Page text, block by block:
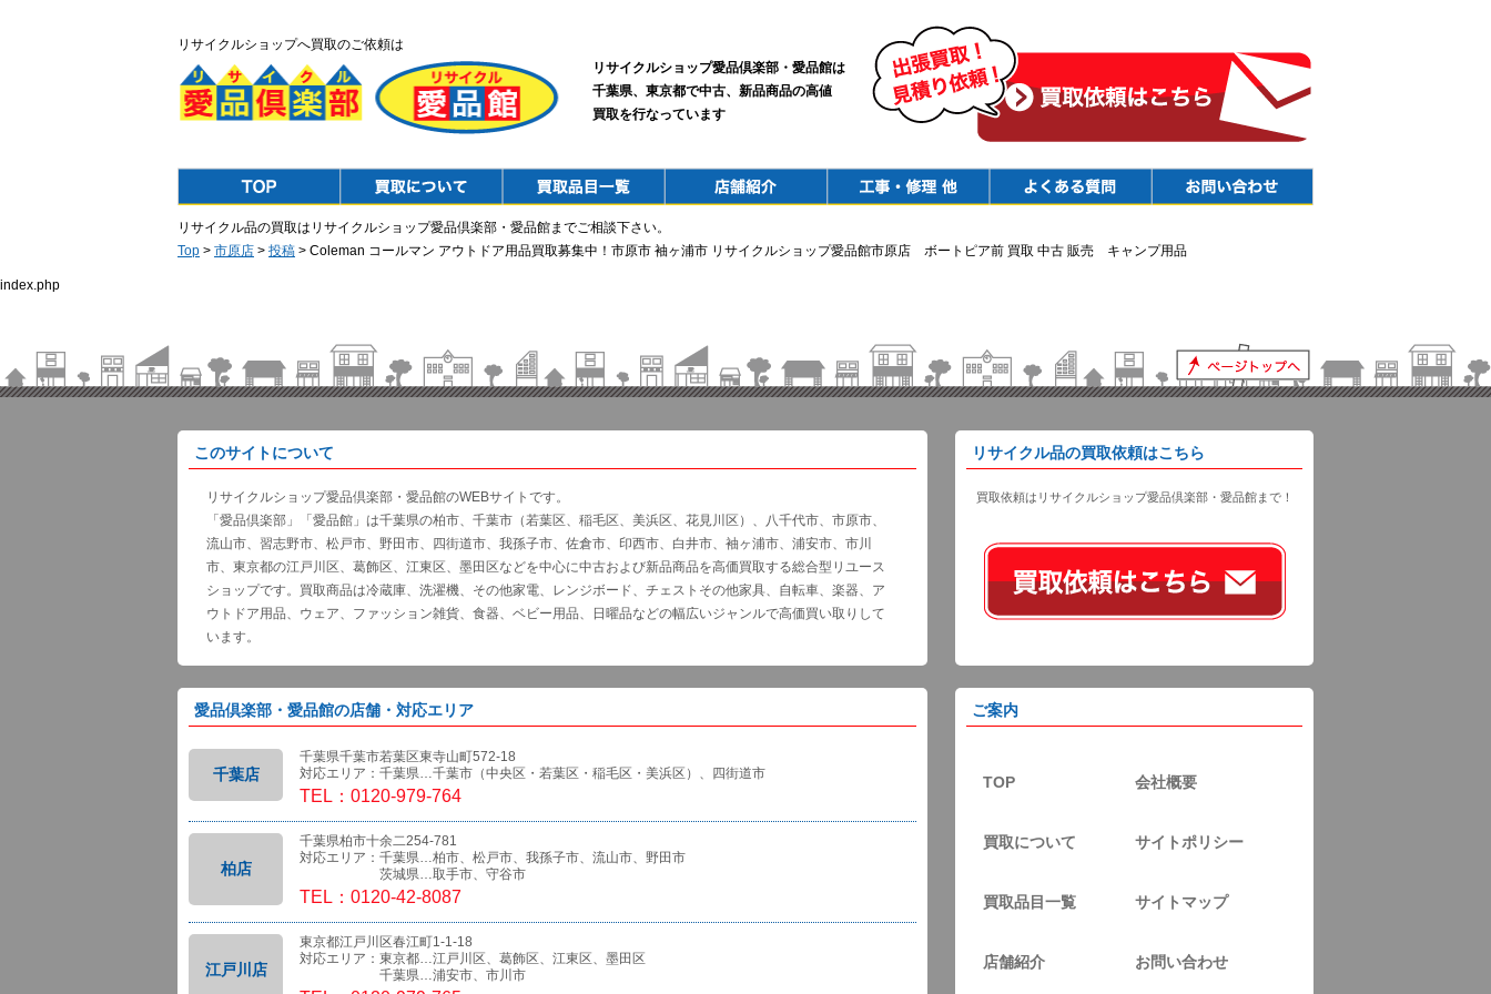
リサイクルショップへ買取のご依頼は
リサイクルショップ愛品倶楽部・愛品館は
千葉県、東京都で中古、新品商品の高値
買取を行なっています
リサイクル品の買取はリサイクルショップ愛品倶楽部・愛品館までご相談下さい。
Top > 市原店 > 投稿 > Coleman コールマン アウトドア用品買取募集中！市原市 袖ヶ浦市 リサイクルショップ愛品館市原店 ボートピア前 買取 中古 販売 キャンプ用品
index.php
このサイトについて
リサイクルショップ愛品倶楽部・愛品館のWEBサイトです。
「愛品倶楽部」「愛品館」は千葉県の柏市、千葉市（若葉区、稲毛区、美浜区、花見川区）、八千代市、市原市、
流山市、習志野市、松戸市、野田市、四街道市、我孫子市、佐倉市、印西市、白井市、袖ヶ浦市、浦安市、市川
市、東京都の江戸川区、葛飾区、江東区、墨田区などを中心に中古および新品商品を高価買取する総合型リユース
ショップです。買取商品は冷蔵庫、洗濯機、その他家電、レンジボード、チェストその他家具、自転車、楽器、ア
ウトドア用品、ウェア、ファッション雑貨、食器、ベビー用品、日曜品などの幅広いジャンルで高価買い取りして
います。
リサイクル品の買取依頼はこちら
買取依頼はリサイクルショップ愛品倶楽部・愛品館まで！
愛品倶楽部・愛品館の店舗・対応エリア
千葉店
千葉県千葉市若葉区東寺山町572-18
対応エリア：千葉県…千葉市（中央区・若葉区・稲毛区・美浜区）、四街道市
TEL：0120-979-764
柏店
千葉県柏市十余二254-781
対応エリア：千葉県…柏市、松戸市、我孫子市、流山市、野田市
茨城県…取手市、守谷市
TEL：0120-42-8087
江戸川店
東京都江戸川区春江町1-1-18
対応エリア：東京都…江戸川区、葛飾区、江東区、墨田区
千葉県…浦安市、市川市
ご案内
TOP 会社概要
買取について サイトポリシー
買取品目一覧 サイトマップ
店舗紹介 お問い合わせ